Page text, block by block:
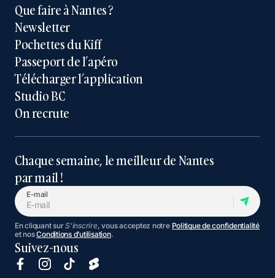
Que faire à Nantes ?
Newsletter
Pochettes du Kiff
Passeport de l’apéro
Télécharger l’application
Studio BC
On recrute
Chaque semaine, le meilleur de Nantes
par mail !
E-mail
En cliquant surS'inscrire, vous acceptez notre Politique de confidentialité
et nosConditions d’utilisation.
Suivez-nous